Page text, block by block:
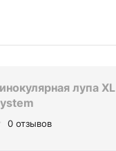
лупа XL
0 отзывов